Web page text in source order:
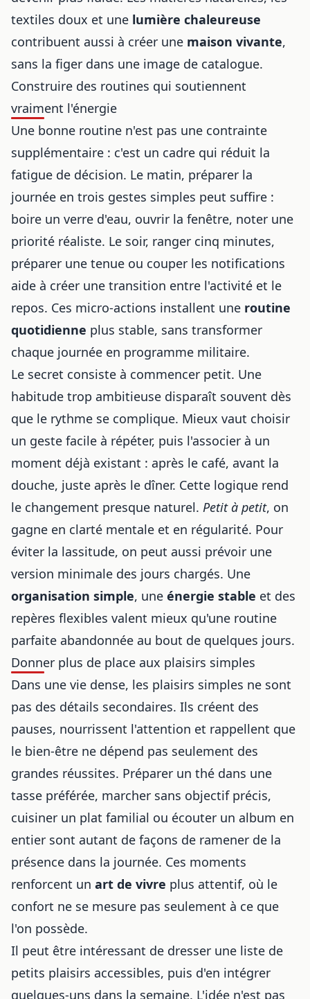
textiles doux et une lumière chaleureuse
contribuent aussi à créer une maison vivante,
sans la figer dans une image de catalogue.
Construire des routines qui soutiennent
vraiment l'énergie
Une bonne routine n'est pas une contrainte
supplémentaire : c'est un cadre qui réduit la
fatigue de décision. Le matin, préparer la
journée en trois gestes simples peut suffire :
boire un verre d'eau, ouvrir la fenêtre, noter une
priorité réaliste. Le soir, ranger cinq minutes,
préparer une tenue ou couper les notifications
aide à créer une transition entre l'activité et le
repos. Ces micro-actions installent une routine
quotidienne plus stable, sans transformer
chaque journée en programme militaire.
Le secret consiste à commencer petit. Une
habitude trop ambitieuse disparaît souvent dès
que le rythme se complique. Mieux vaut choisir
un geste facile à répéter, puis l'associer à un
moment déjà existant : après le café, avant la
douche, juste après le dîner. Cette logique rend
le changement presque naturel. Petit à petit, on
gagne en clarté mentale et en régularité. Pour
éviter la lassitude, on peut aussi prévoir une
version minimale des jours chargés. Une
organisation simple, une énergie stable et des
repères flexibles valent mieux qu'une routine
parfaite abandonnée au bout de quelques jours.
Donner plus de place aux plaisirs simples
Dans une vie dense, les plaisirs simples ne sont
pas des détails secondaires. Ils créent des
pauses, nourrissent l'attention et rappellent que
le bien-être ne dépend pas seulement des
grandes réussites. Préparer un thé dans une
tasse préférée, marcher sans objectif précis,
cuisiner un plat familial ou écouter un album en
entier sont autant de façons de ramener de la
présence dans la journée. Ces moments
renforcent un art de vivre plus attentif, où le
confort ne se mesure pas seulement à ce que
l'on possède.
Il peut être intéressant de dresser une liste de
petits plaisirs accessibles, puis d'en intégrer
quelques-uns dans la semaine. L'idée n'est pas